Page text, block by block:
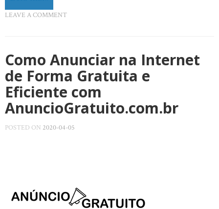
LEAVE A COMMENT
Como Anunciar na Internet
de Forma Gratuita e
Eficiente com
AnuncioGratuito.com.br
POSTED ON 2020-04-05